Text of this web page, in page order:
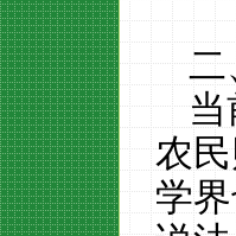
二
当
农
学